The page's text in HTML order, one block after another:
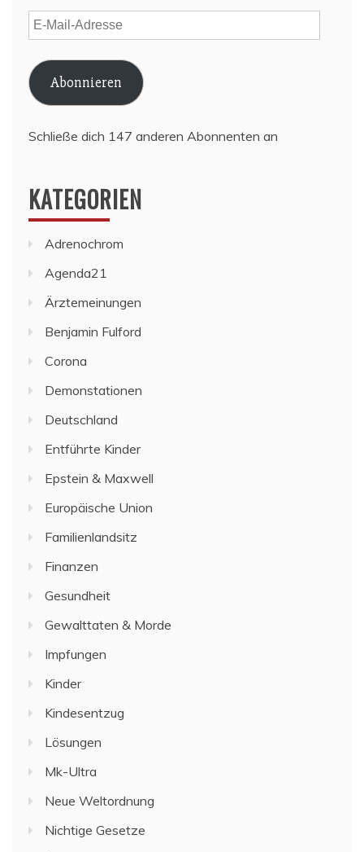
E-
Mail-
Adresse
Abonnieren
Schließe dich 147 anderen Abonnenten an
KATEGORIEN
Adrenochrom
Agenda21
Ärztemeinungen
Benjamin Fulford
Corona
Demonstationen
Deutschland
Entführte Kinder
Epstein & Maxwell
Europäische Union
Familienlandsitz
Finanzen
Gesundheit
Gewalttaten & Morde
Impfungen
Kinder
Kindesentzug
Lösungen
Mk-Ultra
Neue Weltordnung
Nichtige Gesetze